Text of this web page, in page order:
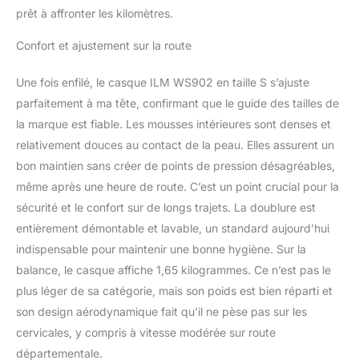
prêt à affronter les kilomètres.
Confort et ajustement sur la route
Une fois enfilé, le casque ILM WS902 en taille S s’ajuste
parfaitement à ma tête, confirmant que le guide des tailles de
la marque est fiable. Les mousses intérieures sont denses et
relativement douces au contact de la peau. Elles assurent un
bon maintien sans créer de points de pression désagréables,
même après une heure de route. C’est un point crucial pour la
sécurité et le confort sur de longs trajets. La doublure est
entièrement démontable et lavable, un standard aujourd’hui
indispensable pour maintenir une bonne hygiène. Sur la
balance, le casque affiche 1,65 kilogrammes. Ce n’est pas le
plus léger de sa catégorie, mais son poids est bien réparti et
son design aérodynamique fait qu’il ne pèse pas sur les
cervicales, y compris à vitesse modérée sur route
départementale.